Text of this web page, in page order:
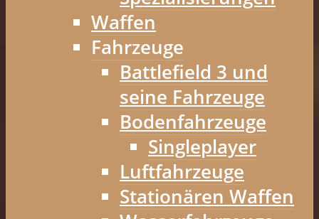
Waffen
Fahrzeuge
Battlefield 3 und
seine Fahrzeuge
Bodenfahrzeuge
Singleplayer
Luftfahrzeuge
Stationären Waffen